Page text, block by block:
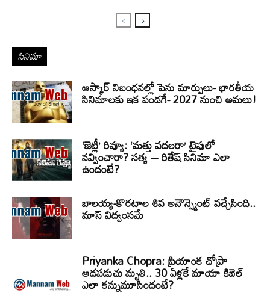
సినిమా
ఆస్కార్ నిబంధనల్లో పెను మార్పులు- భారతీయ
సినిమాలకు ఇక పండగే- 2027 నుంచి అమలు!
‘జెట్లీ’ రివ్యూ: ‘మత్తు వదలరా’ టైపులో
నవ్వించారా? సత్య – రితేష్ సినిమా ఎలా
ఉందంటే?
బాలయ్య-కొరటాల శివ అనౌన్స్మెంట్ వచ్చేసింది..
మాస్ విద్వంసమే
Priyanka Chopra: ప్రియాంక చోప్రా
ఆడపడుచు మృతి.. 30 ఏళ్లకే మాయా కిబెల్
ఎలా కన్నుమూసిందంటే?